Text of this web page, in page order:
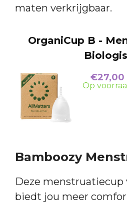
maten verkrijgbaar.
OrganiCup B -
€27,00
Op
Bamboozy
Deze menstruatiecup
biedt jou meer